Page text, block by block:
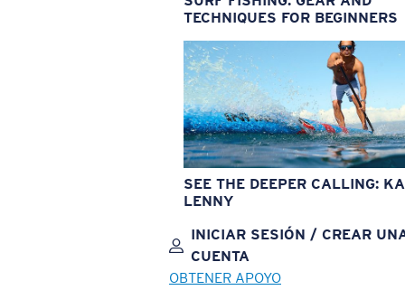
TECHNIQUES FOR BEGINNERS
SEE THE DEEPER CALLING:
LENNY
INICIAR SESIÓN / CREAR
CUENTA
OBTENER APOYO